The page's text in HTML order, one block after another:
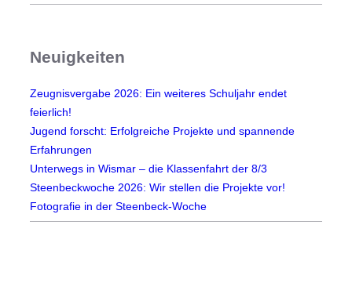
u
d
c
h
u
l
k
k
n
a
r
s
t
u
Neuigkeiten
Zeugnisvergabe 2026: Ein weiteres Schuljahr endet
feierlich!
Jugend forscht: Erfolgreiche Projekte und spannende
Erfahrungen
Unterwegs in Wismar – die Klassenfahrt der 8/3
Steenbeckwoche 2026: Wir stellen die Projekte vor!
Fotografie in der Steenbeck-Woche